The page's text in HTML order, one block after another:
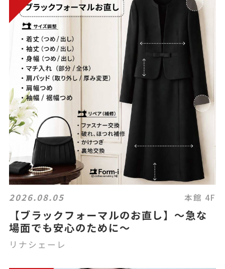
2026.08.05 本館 4F
【ブラックフォーマルのお直し】～急な
場面でも安心のために～
リナシェーレ